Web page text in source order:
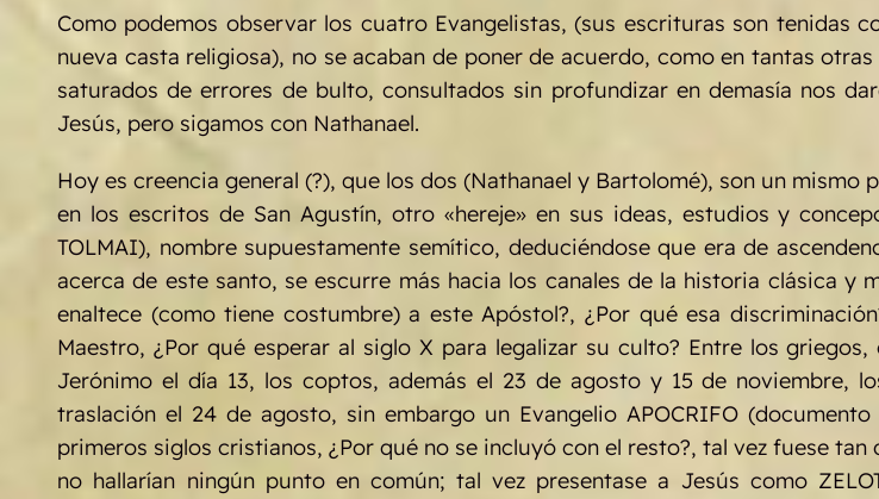
Como podemos observar los cuatro Evangelistas, (sus escrituras son tenidas
nueva casta religiosa), no se acaban de poner de acuerdo, como en tantas
saturados de errores de bulto, consultados sin profundizar en demasía nos
Jesús, pero sigamos con Nathanael.
Hoy es creencia general (?), que los dos (Nathanael y Bartolomé), son un mismo
en los escritos de San Agustín, otro «hereje» en sus ideas, estudios y
TOLMAI), nombre supuestamente semítico, deduciéndose que era de
acerca de este santo, se escurre más hacia los canales de la historia clásica y
enaltece (como tiene costumbre) a este Apóstol?, ¿Por qué esa
Maestro, ¿Por qué esperar al siglo X para legalizar su culto? Entre los
Jerónimo el día 13, los coptos, además el 23 de agosto y 15 de noviembre,
traslación el 24 de agosto, sin embargo un Evangelio APOCRIFO
primeros siglos cristianos, ¿Por qué no se incluyó con el resto?, tal vez fuese
no hallarían ningún punto en común; tal vez presentase a Jesús como